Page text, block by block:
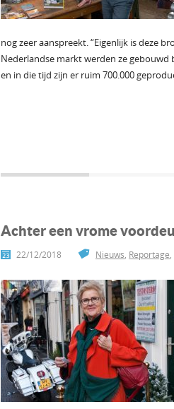
nog zeer aanspreekt. “Eigenlijk is deze
Nederlandse markt werden ze gebouwd
en in die tijd zijn er ruim 700.000
Achter een vrome
22/12/2018 Nieuws, Reportage,